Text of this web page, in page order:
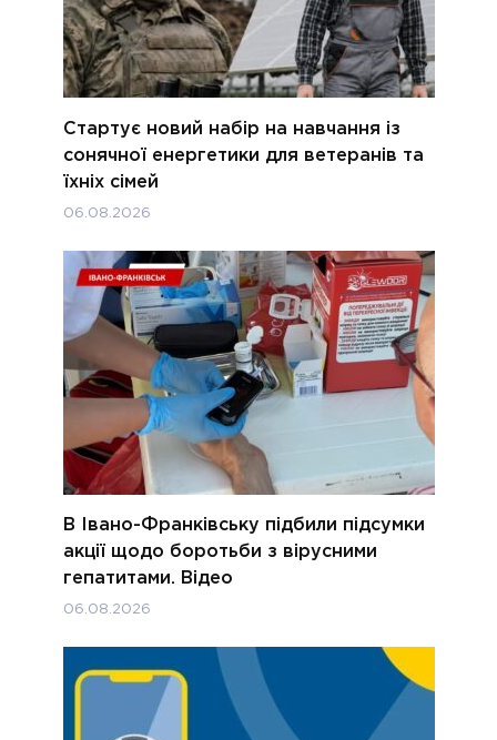
Стартує новий набір на навчання із
сонячної енергетики для ветеранів та
їхніх сімей
06.08.2026
В Івано-Франківську підбили підсумки
акції щодо боротьби з вірусними
гепатитами. Відео
06.08.2026